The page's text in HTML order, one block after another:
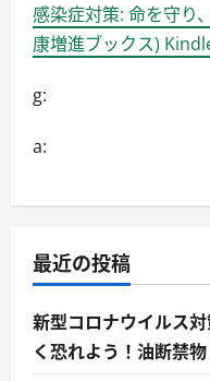
感染症対策: 命を守り
康増進ブックス)
g:
a:
最近の投稿
新型コロナウイルス
く恐れよう！油断禁物